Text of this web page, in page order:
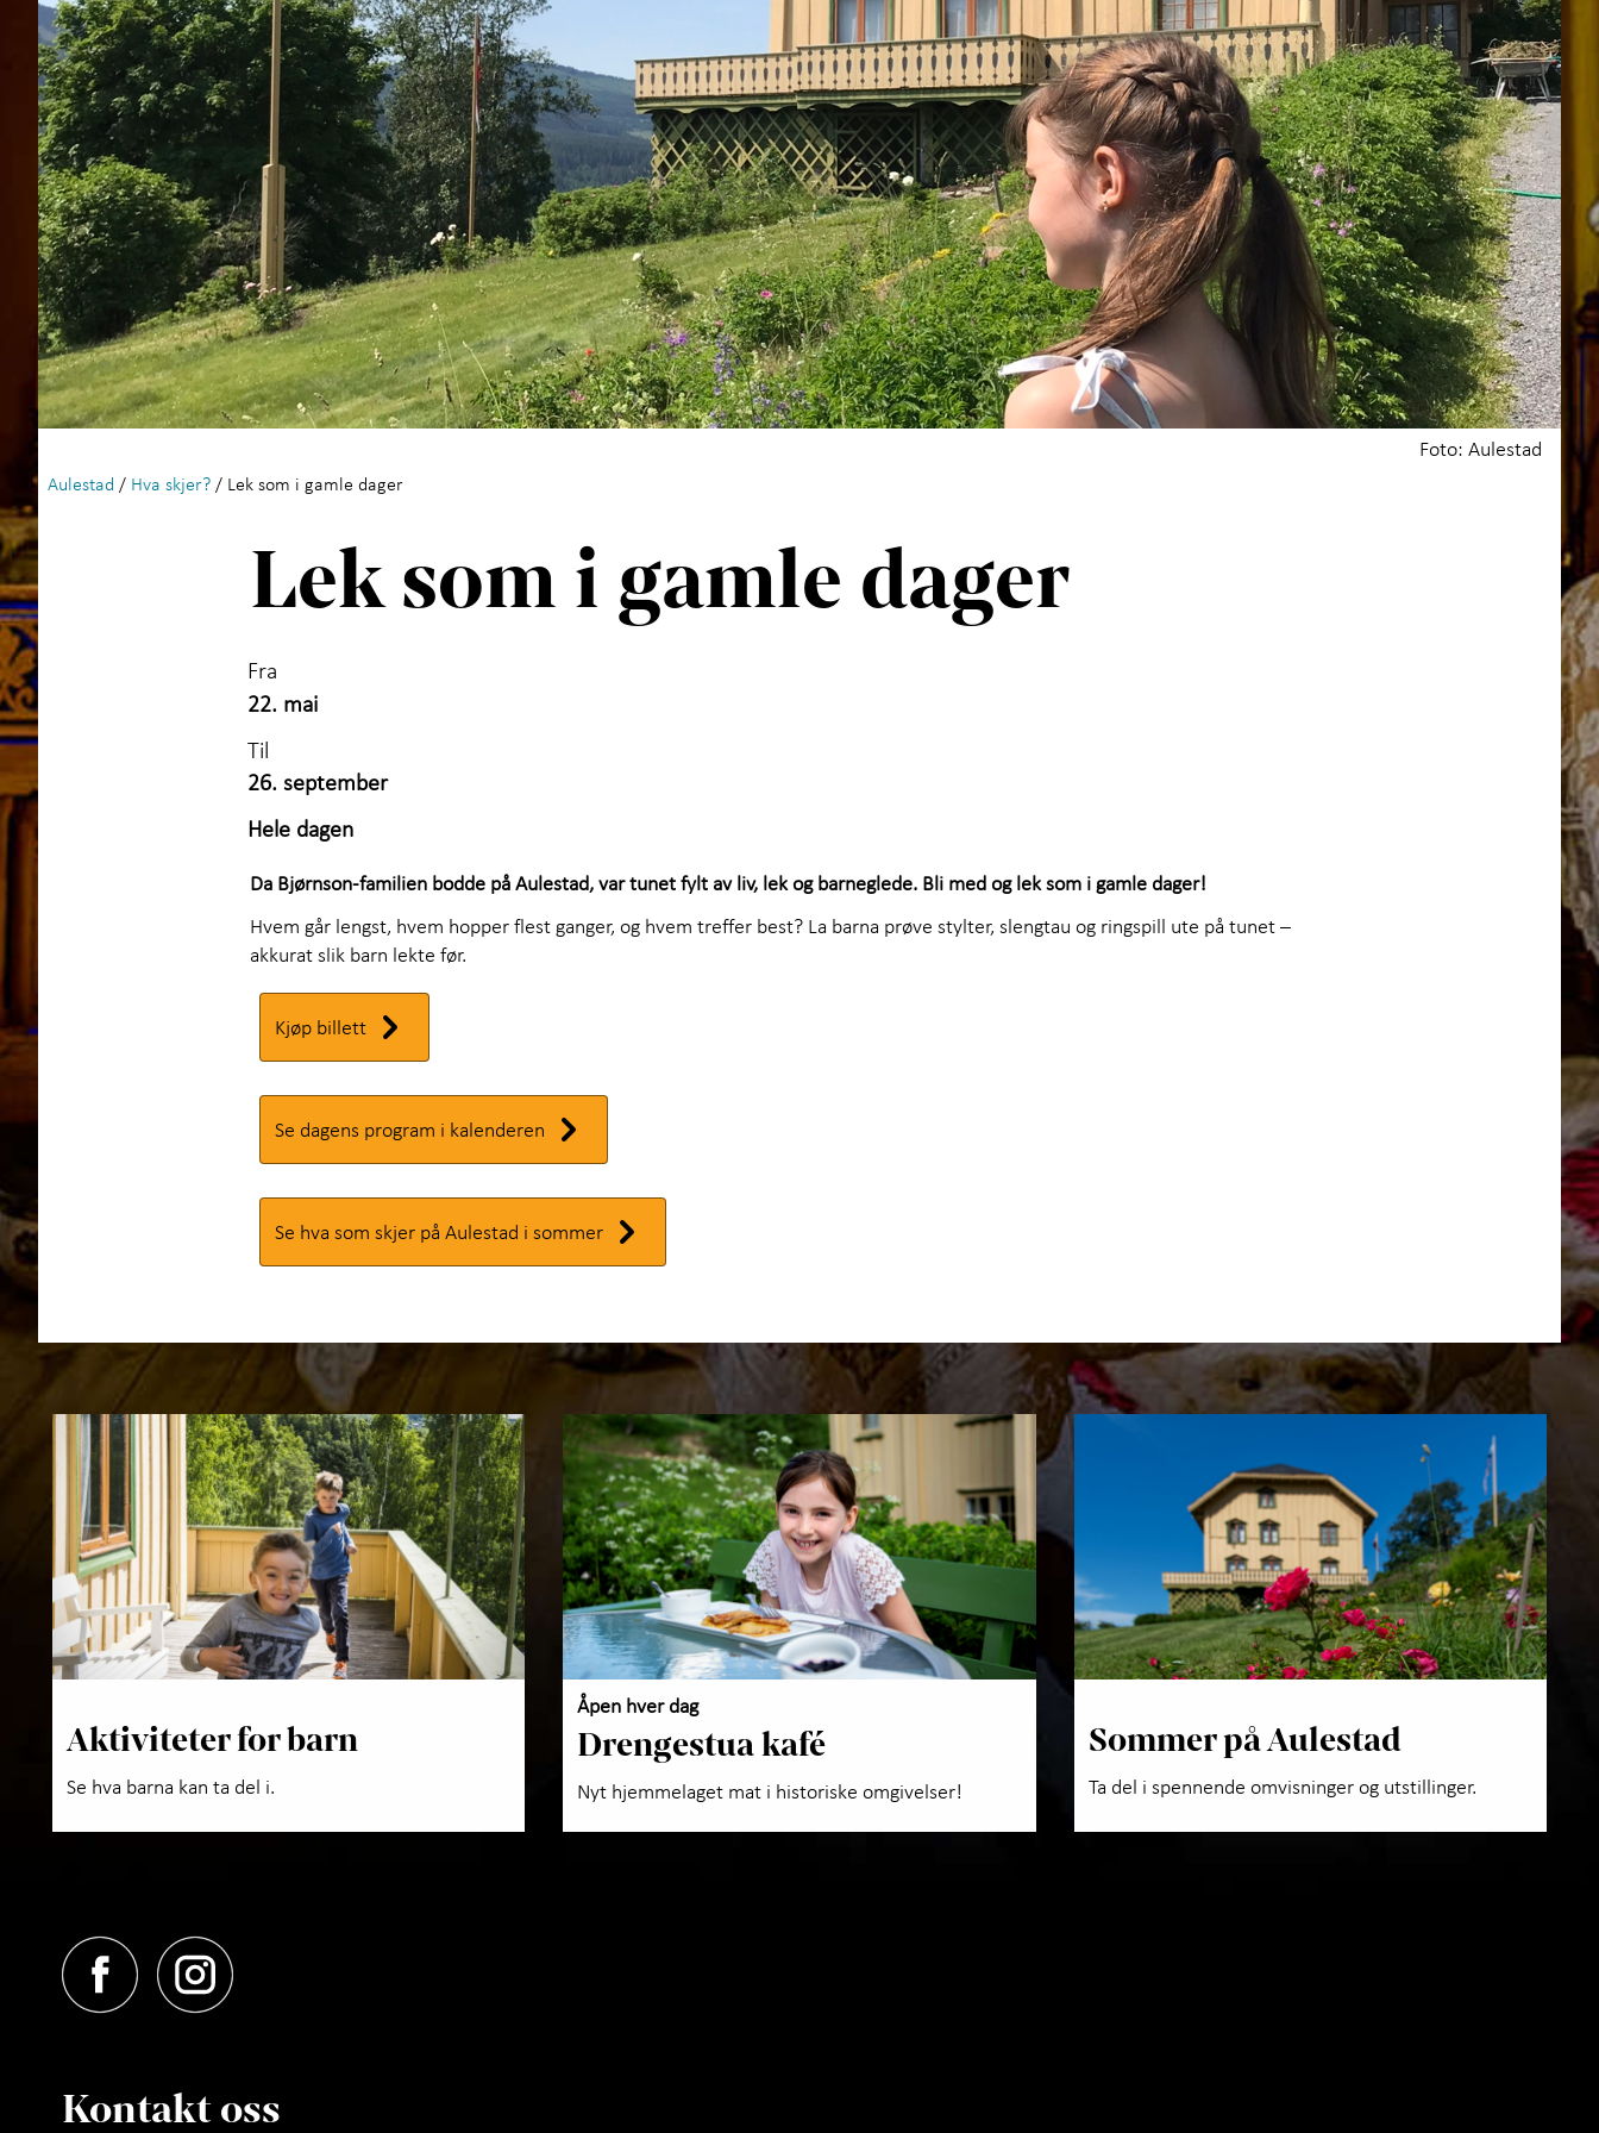
Selskaper med servering
Om oss +
Kunnskap og læring +
Kontakt oss
Foto: Aulestad
Aulestad / Hva skjer? / Lek som i gamle dager
Lek som i gamle dager
Fra
22. mai
Til
26. september
Hele dagen
Da Bjørnson-familien bodde på Aulestad, var tunet fylt av liv, lek og barneglede. Bli med og lek som i gamle dager!
Hvem går lengst, hvem hopper flest ganger, og hvem treffer best? La barna prøve stylter, slengtau og ringspill ute på tunet –
akkurat slik barn lekte før.
Kjøp billett
Se dagens program i kalenderen
Se hva som skjer på Aulestad i sommer
Aktiviteter for barn
Se hva barna kan ta del i.
Åpen hver dag
Drengestua kafé
Nyt hjemmelaget mat i historiske omgivelser!
Sommer på Aulestad
Ta del i spennende omvisninger og utstillinger.
Kontakt oss